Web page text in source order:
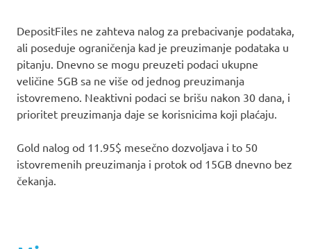
DepositFiles ne zahteva nalog za prebacivanje podataka,
ali poseduje ograničenja kad je preuzimanje podataka u
pitanju. Dnevno se mogu preuzeti podaci ukupne
veličine 5GB sa ne više od jednog preuzimanja
istovremeno. Neaktivni podaci se brišu nakon 30 dana, i
prioritet preuzimanja daje se korisnicima koji plaćaju.
Gold nalog od 11.95$ mesečno dozvoljava i to 50
istovremenih preuzimanja i protok od 15GB dnevno bez
čekanja.